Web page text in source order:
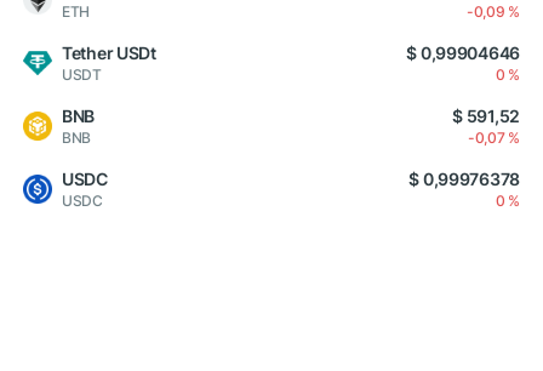
ETH -0,09 %
Tether USDt
USDT
$ 0,99904646
0 %
BNB
BNB
$ 591,52
-0,07 %
USDC
USDC
$ 0,99976378
0 %